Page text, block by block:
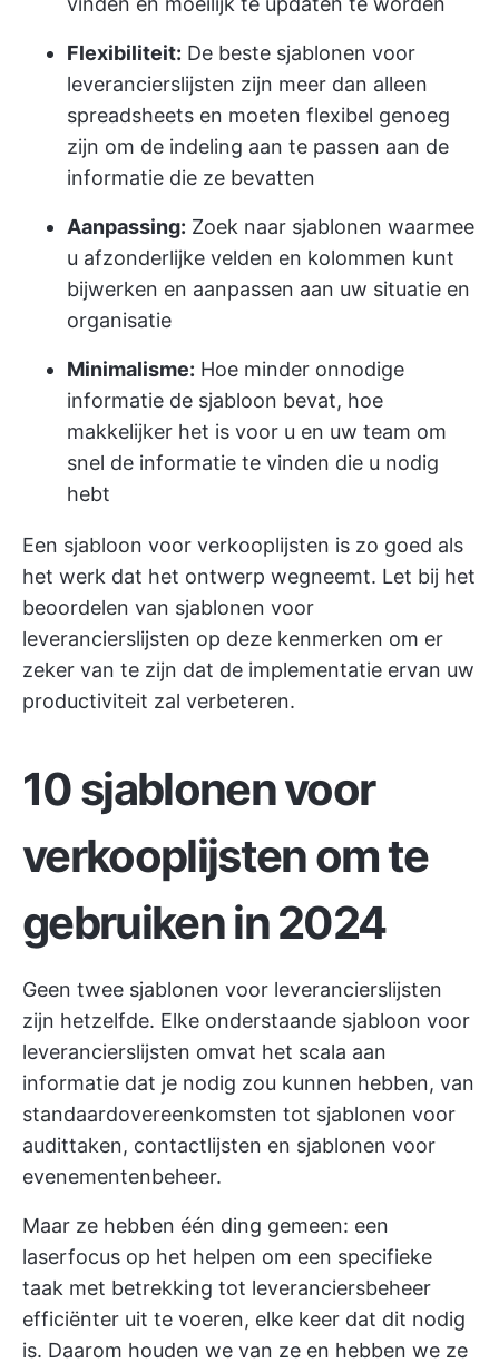
Flexibiliteit: De beste sjablonen voor
leverancierslijsten zijn meer dan alleen
spreadsheets en moeten flexibel genoeg
zijn om de indeling aan te passen aan de
informatie die ze bevatten
Aanpassing: Zoek naar sjablonen waarmee
u afzonderlijke velden en kolommen kunt
bijwerken en aanpassen aan uw situatie en
organisatie
Minimalisme: Hoe minder onnodige
informatie de sjabloon bevat, hoe
makkelijker het is voor u en uw team om
snel de informatie te vinden die u nodig
hebt
Een sjabloon voor verkooplijsten is zo goed als
het werk dat het ontwerp wegneemt. Let bij het
beoordelen van sjablonen voor
leverancierslijsten op deze kenmerken om er
zeker van te zijn dat de implementatie ervan uw
productiviteit zal verbeteren.
10 sjablonen voor
verkooplijsten om te
gebruiken in 2024
Geen twee sjablonen voor leverancierslijsten
zijn hetzelfde. Elke onderstaande sjabloon voor
leverancierslijsten omvat het scala aan
informatie dat je nodig zou kunnen hebben, van
standaardovereenkomsten tot sjablonen voor
audittaken, contactlijsten en sjablonen voor
evenementenbeheer.
Maar ze hebben één ding gemeen: een
laserfocus op het helpen om een specifieke
taak met betrekking tot leveranciersbeheer
efficiënter uit te voeren, elke keer dat dit nodig
is. Daarom houden we van ze en hebben we ze